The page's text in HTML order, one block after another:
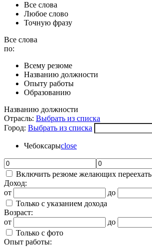
Все слова
Любое слово
Точную фразу
Все слова
по:
Всему резюме
Названию должности
Опыту работы
Образованию
Названию должности
Отрасль: Выбрать из списка
Город: Выбрать из списка
Чебоксарыclose
Включить резюме желающих переехать
Доход:
от
до
Только с указанием дохода
Возраст:
от
до
Только с фото
Опыт работы: